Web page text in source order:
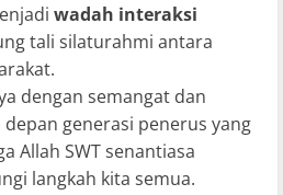
wadah interaksi
tali silaturahmi antara
dengan semangat dan
generasi penerus yang
Allah SWT senantiasa
langkah kita semua.